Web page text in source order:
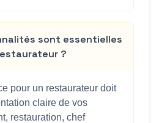
sont essentielles
?
pour un restaurateur doit
claire de vos
restauration, chef